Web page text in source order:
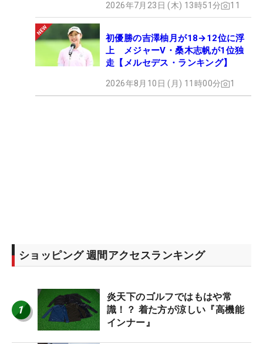
2026年7月23日 (木) 13時51分 11
初優勝の吉澤柚月が18→12位に浮
上 メジャーV・桑木志帆が1位独
走【メルセデス・ランキング】
2026年8月10日 (月) 11時00分 1
ショッピング 週間アクセスランキング
1
炎天下のゴルフではもはや常
識！？ 着た方が涼しい『高機能
インナー』